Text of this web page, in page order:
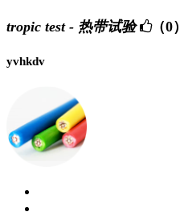
tropic test - 热带试验 （0）
yvhkdv